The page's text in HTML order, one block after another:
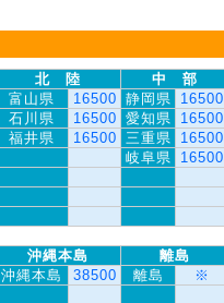
北 陸
中 部
富山県 16500 静岡県
16500
石川県 16500 愛知県
16500
福井県 16500 三重県
16500
岐阜県
16500
沖縄本島
離島
沖縄本島 38500 離島
※